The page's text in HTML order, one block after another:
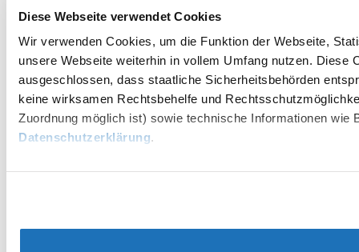
Diese Webseite verwendet Cookies
Wir verwenden Cookies, um die Funktion der Webseite,
unsere Webseite weiterhin in vollem Umfang nutzen.
ausgeschlossen, dass staatliche Sicherheitsbehörden
keine wirksamen Rechtsbehelfe und
Zuordnung möglich ist) sowie technische Informationen
Datenschutzerklärung.